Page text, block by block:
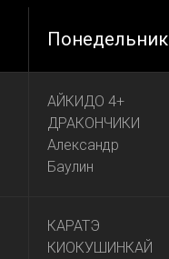
Понедельник
АЙКИДО 4+
ДРАКОНЧИКИ
Александр
Баулин
КАРАТЭ
КИОКУШИНКАЙ